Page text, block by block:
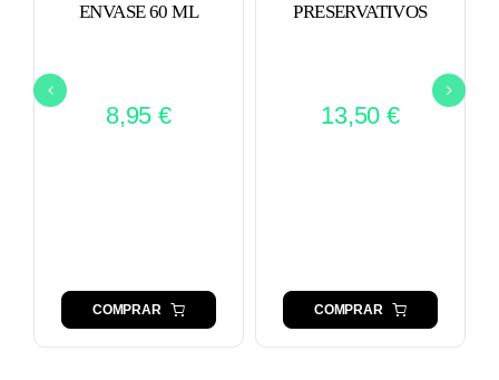
ENVASE 60 ML
8,95€
COMPRAR
PRESERVATIVOS
13,50 €
COMPRAR